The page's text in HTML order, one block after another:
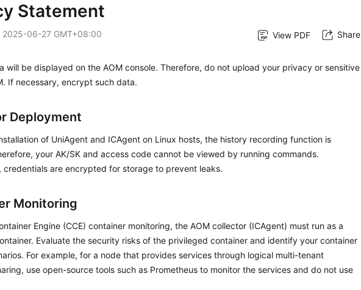
Statement
2025-06-27 GMT+08:00 View PDF Share
will be displayed on the AOM console. Therefore, do not upload your privacy or sensitive
If necessary, encrypt such data.
Deployment
of UniAgent and ICAgent on Linux hosts, the history recording function is
your AK/SK and access code cannot be viewed by running commands.
credentials are encrypted for storage to prevent leaks.
Monitoring
Engine (CCE) container monitoring, the AOM collector (ICAgent) must run as a
Evaluate the security risks of the privileged container and identify your container
For example, for a node that provides services through logical multi-tenant
use open-source tools such as Prometheus to monitor the services and do not use